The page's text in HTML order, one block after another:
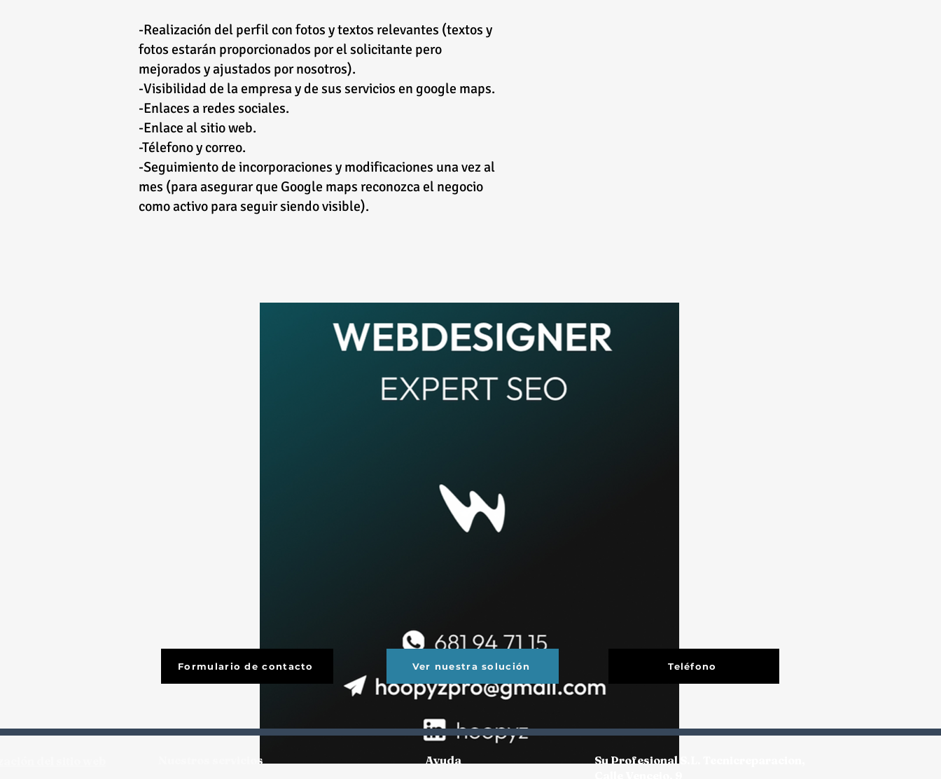
-Realización del perfil con fotos y textos relevantes (textos y
fotos estarán proporcionados por el solicitante pero
mejorados y ajustados por nosotros).
-Visibilidad de la empresa y de sus servicios en google maps.
-Enlaces a redes sociales.
-Enlace al sitio web.
-Télefono y correo.
-Seguimiento de incorporaciones y modificaciones una vez al
mes (para asegurar que Google maps reconozca el negocio
como activo para seguir siendo visible).
Formulario de contacto Ver nuestra solución Teléfono
Nuestros servicios Ayuda
Su Profesional S.L. Tecnicreparacion,